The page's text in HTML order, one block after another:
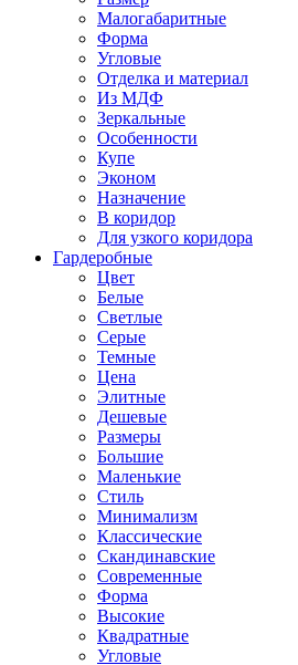
Малогабаритные
Форма
Угловые
Отделка и материал
Из МДФ
Зеркальные
Особенности
Купе
Эконом
Назначение
В коридор
Для узкого коридора
Гардеробные
Цвет
Белые
Светлые
Серые
Темные
Цена
Элитные
Дешевые
Размеры
Большие
Маленькие
Стиль
Минимализм
Классические
Скандинавские
Современные
Форма
Высокие
Квадратные
Угловые